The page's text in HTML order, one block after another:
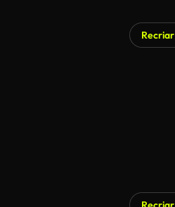
Recriar